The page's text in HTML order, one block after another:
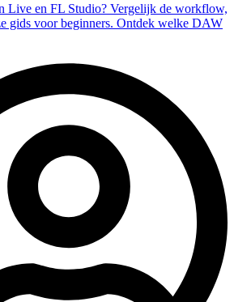
Live en FL Studio? Vergelijk de workflow,
gids voor beginners. Ontdek welke DAW